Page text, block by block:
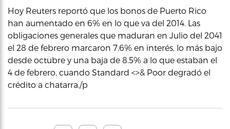
Hoy Reuters reportó que los bonos de Puerto Rico
han aumentado en 6% en lo que va del 2014. Las
obligaciones generales que maduran en Julio del 2041
el 28 de febrero marcaron 7.6% en interés, lo más bajo
desde octubre y una baja de 8.5% a lo que estaban el
4 de febrero, cuando Standard <>& Poor degradó el
crédito a chatarra./p